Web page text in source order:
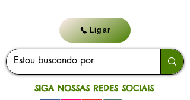
Ligar
SIGA NOSSAS REDES SOCIAIS